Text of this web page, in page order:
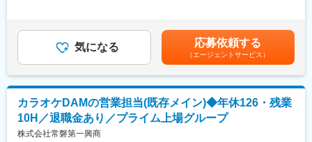
■評価制度：
お客様アンケートの評価（接し方、技術、商品説明とかの接客マ
ナー）や実績による評価となります。
※目標件数はあるもののノルマなどはございません。お客様対応の
評価などがメイン評価になるため日頃の頑張りを評価いただける
体制です。
＜モデル年収＞40代課長職クラス：約800万円
社内で実際の機材を使った研修などもございます。
（2）チューター制度
OJTは必ずマンツーマンで指導するチューター制度を導入してお
・1人当たりの担当件数：訪問修理は一日3～5件程です。訪問は
18時までを基本としています。
・直行直帰可能
外勤１日につき800円■ドライバー手当：9,000円/月賃金はあくま
でも目安の金額であり、選考を通じて上下する可能性がありま
す。月給(月額)は固定手当を含めた表記です。
気になる 応募依頼する
（エージェントサービス）
カラオケDAMの営業担当(既存メイン)◆年休126・残業
10H／退職金あり／プライム上場グループ
株式会社常磐第一興商